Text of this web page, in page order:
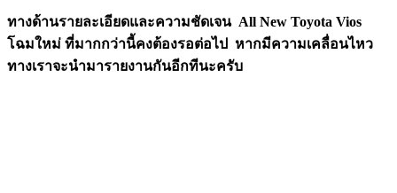
ทางด้านรายละเอียดและความชัดเจน All New Toyota Vios
โฉมใหม่ ที่มากกว่านี้คงต้องรอต่อไป หากมีความเคลื่อนไหว
ทางเราจะนำมารายงานกันอีกทีนะครับ